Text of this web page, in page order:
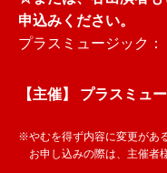
申込みください。
プラスミュージック：
【主催】 プラスミュ
※やむを得ず内容に変更があ
お申し込みの際は、主催者